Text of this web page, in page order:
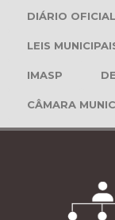
DIÁRIO OFICIAL
LEIS
IMASP
CÂMARA